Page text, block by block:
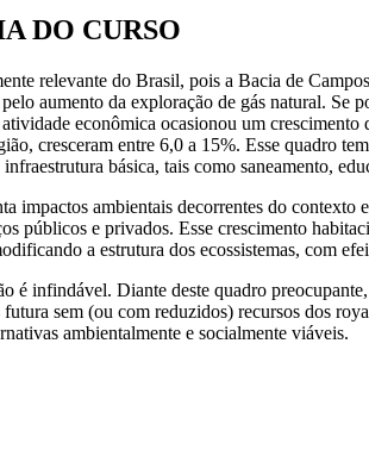
DO CURSO
relevante do Brasil, pois a Bacia de
aumento da exploração de gás natural. Se
econômica ocasionou um
cresceram entre 6,0 a 15%. Esse quadro
básica, tais como saneamento,
ambientais decorrentes do
públicos e privados. Esse crescimento
a estrutura dos ecossistemas, com
Diante deste quadro
sem (ou com reduzidos) recursos dos
ambientalmente e socialmente viáveis.